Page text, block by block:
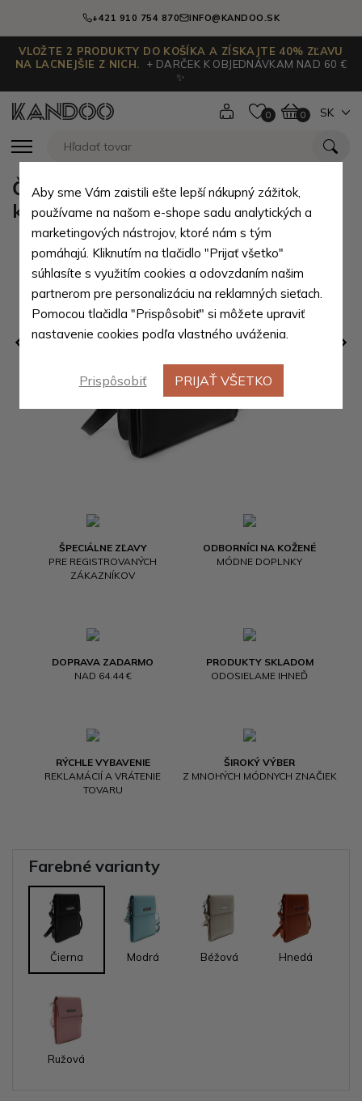
+421 910 754 870 INFO@KANDOO.SK
VLOŽTE 2 PRODUKTY DO KOŠÍKA A ZÍSKAJTE 40% ZĽAVU
NA LACNEJŠIE Z NICH.
+ DARČEK K OBJEDNÁVKAM NAD 60 €
✨
0 0 SK
ŠPECIÁLNE ZĽAVY
PRE REGISTROVANÝCH
ZÁKAZNÍKOV
ODBORNÍCI NA KOŽENÉ
MÓDNE DOPLNKY
DOPRAVA ZADARMO
NAD 64.44 €
PRODUKTY SKLADOM
ODOSIELAME IHNEĎ
RÝCHLE VYBAVENIE
REKLAMÁCIÍ A VRÁTENIE
TOVARU
ŠIROKÝ VÝBER
Z MNOHÝCH MÓDNYCH ZNAČIEK
Čierna klopnová dámska mini
kabelka Agota
Farebné varianty
Čierna Modrá Béžová Hnedá
Ružová
Aby sme Vám zaistili ešte lepší nákupný zážitok,
používame na našom e-shope sadu analytických a
marketingových nástrojov, ktoré nám s tým
pomáhajú. Kliknutím na tlačidlo "Prijať všetko"
súhlasíte s využitím cookies a odovzdaním našim
partnerom pre personalizáciu na reklamných sieťach.
Pomocou tlačidla "Prispôsobiť" si môžete upraviť
nastavenie cookies podľa vlastného uváženia.
Prispôsobiť PRIJAŤ VŠETKO